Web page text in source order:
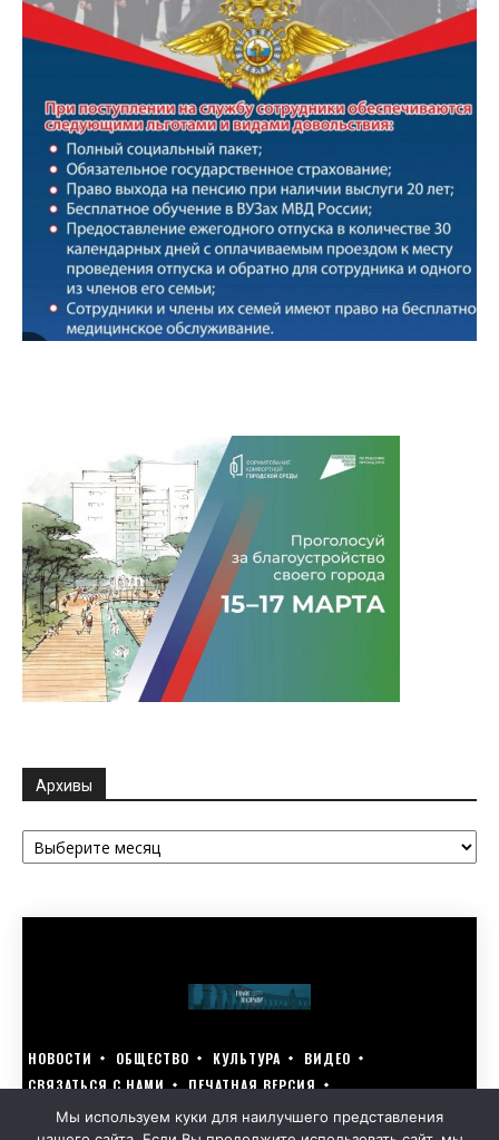
Архивы
Архивы
НОВОСТИ ОБЩЕСТВО КУЛЬТУРА
ВИДЕО
СВЯЗАТЬСЯ С НАМИ
ПЕЧАТНАЯ ВЕРСИЯ
ГОЛОСУЙ ЗА БЛАГОУСТРОЙСТВО СВОЕГО ГОРОДА 15–17 МАРТА
Мы используем куки для наилучшего представления